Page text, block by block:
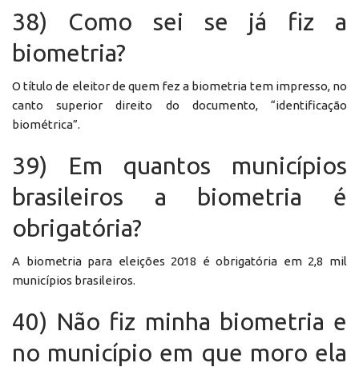
38) Como sei se já fiz a
biometria?
O título de eleitor de quem fez a biometria tem impresso, no
canto superior direito do documento, “identificação
biométrica”.
39) Em quantos municípios
brasileiros a biometria é
obrigatória?
A biometria para eleições 2018 é obrigatória em 2,8 mil
municípios brasileiros.
40) Não fiz minha biometria e
no município em que moro ela